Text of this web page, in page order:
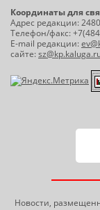
Координаты для
Адрес редакции:
Телефон/факс:
E-mail редакции:
сайте:
Новости,